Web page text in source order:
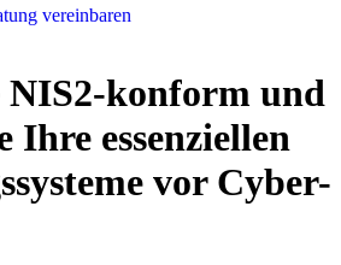
vereinbaren
NIS2-konform und
Ihre essenziellen
vor Cyber-